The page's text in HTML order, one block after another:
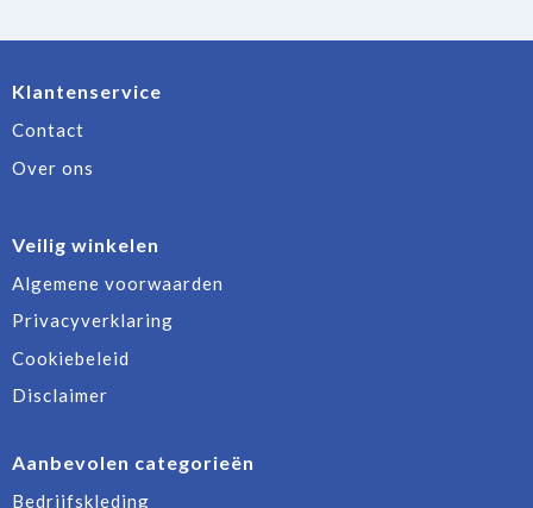
Klantenservice
Contact
Over ons
Veilig winkelen
Algemene voorwaarden
Privacyverklaring
Cookiebeleid
Disclaimer
Aanbevolen categorieën
Bedrijfskleding